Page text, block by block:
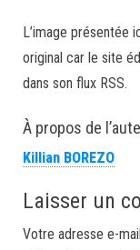
L’image présentée
original car le site
dans son flux RSS.
À propos de
Killian BOREZO
Laisser un
Votre adresse e-